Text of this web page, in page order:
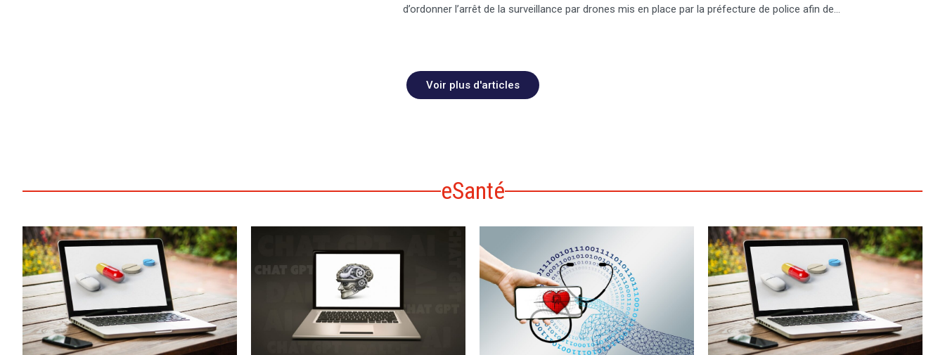
d’ordonner l’arrêt de la surveillance par drones mis en place par la préfecture de police afin de…
Voir plus d'articles
eSanté